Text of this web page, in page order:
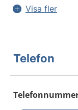
Visa fler
Telefon